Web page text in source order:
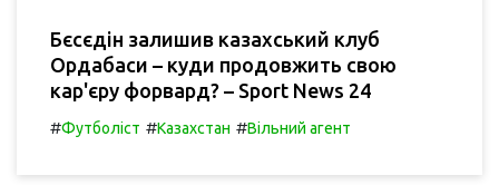
Бєсєдін залишив казахський клуб
Ордабаси – куди продовжить свою
кар'єру форвард? – Sport News 24
#Футболіст #Казахстан #Вільний агент